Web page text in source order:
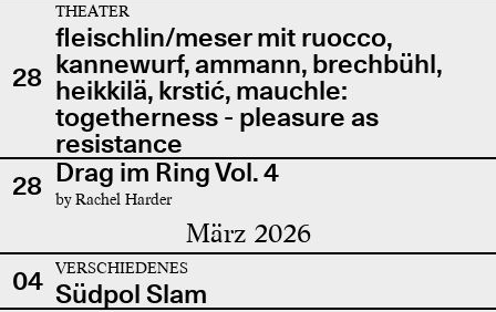
28
THEATER
fleischlin/meser mit ruocco,
kannewurf, ammann, brechbühl,
heikkilä, krstić, mauchle:
togetherness - pleasure as
resistance
28 Drag im Ring Vol. 4
by Rachel Harder
März 2026
04 VERSCHIEDENES
Südpol Slam